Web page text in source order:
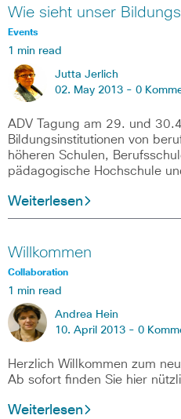
Wie sieht unser
Events
1 min read
Jutta Jerlich
02. May 2013 - 0
ADV Tagung am 29. und
Bildungsinstitutionen von
höheren Schulen,
pädagogische Hochschule
Weiterlesen
Willkommen
Collaboration
1 min read
Andrea Hein
10. April 2013 - 0
Herzlich Willkommen zum
Ab sofort finden Sie hier
Weiterlesen